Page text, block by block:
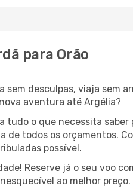
para Orão
sem desculpas, viaja sem
aventura até Argélia?
tudo o que necessita
de todos os orçamentos.
possível.
Reserve já o seu voo
ao melhor preço.